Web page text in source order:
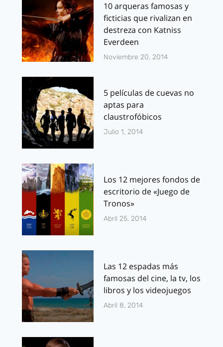
10 arqueras famosas y
ficticias que rivalizan en
destreza con Katniss
Everdeen
Noviembre 20, 2014
5 películas de cuevas no
aptas para
claustrofóbicos
Julio 1, 2014
Los 12 mejores fondos de
escritorio de «Juego de
Tronos»
Abril 25, 2014
Las 12 espadas más
famosas del cine, la tv, los
libros y los videojuegos
Abril 8, 2014